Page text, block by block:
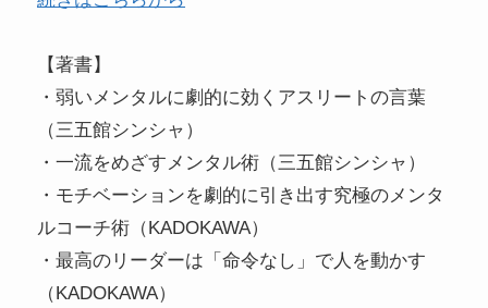
【著書】
・弱いメンタルに劇的に効くアスリートの言葉
（三五館シンシャ）
・一流をめざすメンタル術（三五館シンシャ）
・モチベーションを劇的に引き出す究極のメンタ
ルコーチ術（KADOKAWA）
・最高のリーダーは「命令なし」で人を動かす
（KADOKAWA）